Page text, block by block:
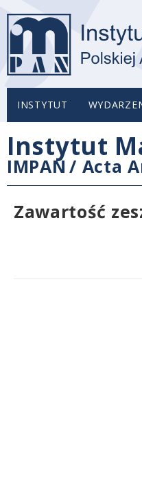
INSTYTUT
Instytut
IMPAN / Acta
Zawartość